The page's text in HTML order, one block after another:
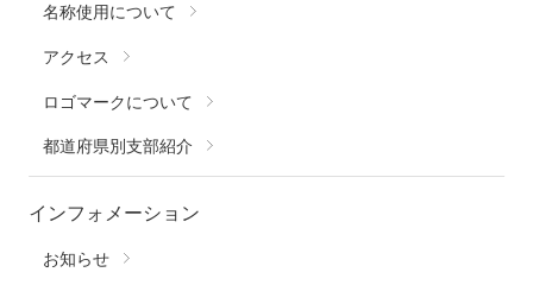
名称使用について
アクセス
ロゴマークについて
都道府県別支部紹介
インフォメーション
お知らせ